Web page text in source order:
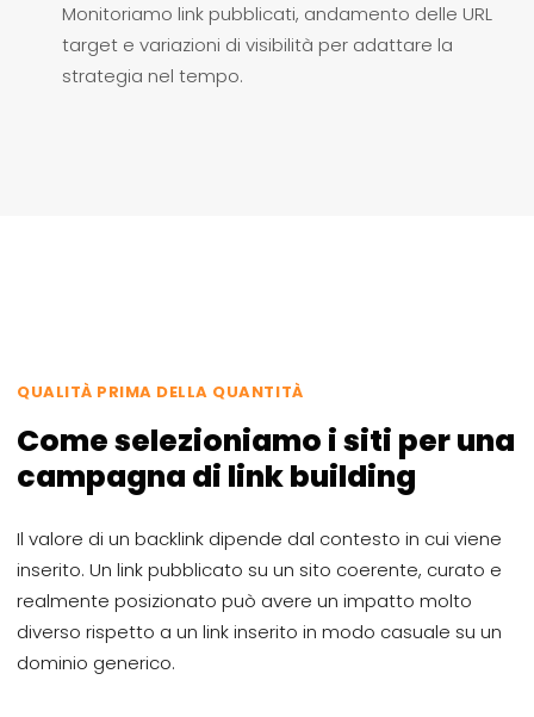
Monitoriamo link pubblicati, andamento delle URL
target e variazioni di visibilità per adattare la
strategia nel tempo.
QUALITÀ PRIMA DELLA QUANTITÀ
Come selezioniamo i siti per una
campagna di link building
Il valore di un backlink dipende dal contesto in cui viene
inserito. Un link pubblicato su un sito coerente, curato e
realmente posizionato può avere un impatto molto
diverso rispetto a un link inserito in modo casuale su un
dominio generico.